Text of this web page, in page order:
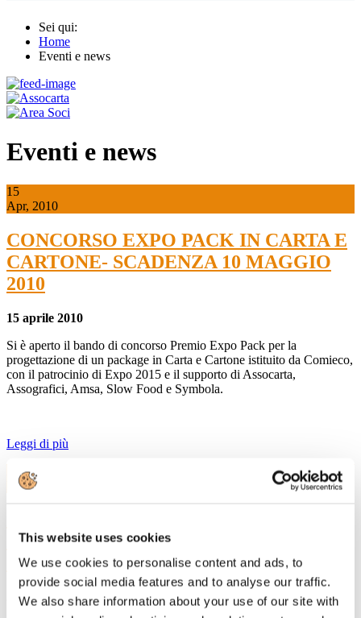
This website uses cookies
We use cookies to personalise content and ads, to
provide social media features and to analyse our traffic.
We also share information about your use of our site with
Sei qui:
Home
Eventi e news
Eventi e news
15
Apr, 2010
CONCORSO EXPO PACK IN CARTA E
CARTONE- SCADENZA 10 MAGGIO
2010
15 aprile 2010
Si è aperto il bando di concorso Premio Expo Pack per la
progettazione di un package in Carta e Cartone istituito da Comieco,
con il patrocinio di Expo 2015 e il supporto di Assocarta,
Assografici, Amsa, Slow Food e Symbola.
Leggi di più
Mar, 2010
GESTIONE DELLA SICUREZZA NEL
SETTORE CARTARIO"
29 marzo 2010